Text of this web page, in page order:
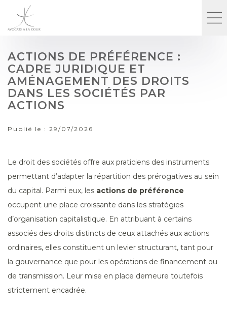
ACTIONS DE PRÉFÉRENCE :
CADRE JURIDIQUE ET
AMÉNAGEMENT DES DROITS
DANS LES SOCIÉTÉS PAR
ACTIONS
Publié le : 29/07/2026
Le droit des sociétés offre aux praticiens des instruments
permettant d’adapter la répartition des prérogatives au sein
du capital. Parmi eux, les actions de préférence
occupent une place croissante dans les stratégies
d’organisation capitalistique. En attribuant à certains
associés des droits distincts de ceux attachés aux actions
ordinaires, elles constituent un levier structurant, tant pour
la gouvernance que pour les opérations de financement ou
de transmission. Leur mise en place demeure toutefois
strictement encadrée.